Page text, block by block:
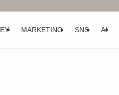
MARKETING SNS AI